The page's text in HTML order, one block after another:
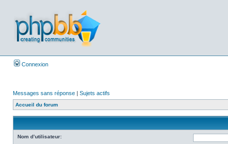
Connexion
Messages sans réponse | Sujets actifs
Accueil du forum
Nom d’utilisateur: